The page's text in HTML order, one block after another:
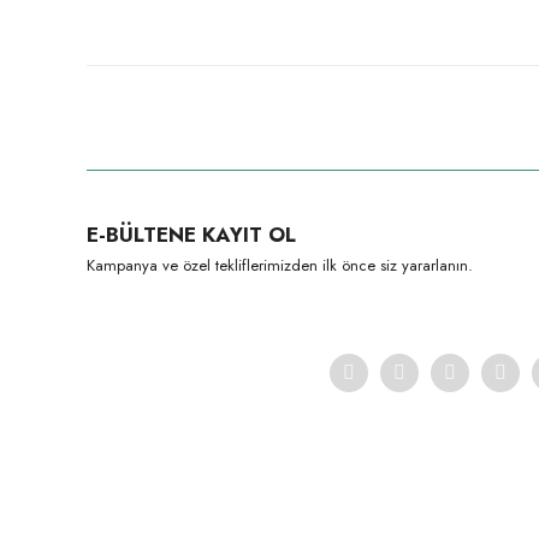
Ürün açıklamasında eksik bilgiler bulunuyor.
Ürün bilgilerinde hatalar bulunuyor.
E-BÜLTENE KAYIT OL
Kampanya ve özel tekliflerimizden ilk önce siz yararlanın.